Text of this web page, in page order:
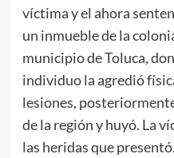
víctima y el ahora
un inmueble de la
municipio de Toluca,
individuo la agredió
lesiones,
de la región y huyó. La
las heridas que presentó.